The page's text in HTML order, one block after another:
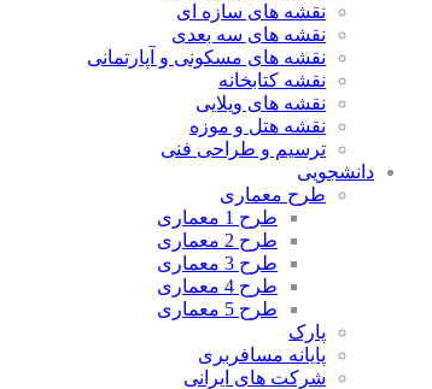
نقشه های سازه ای
نقشه های سه بعدی
نقشه های مسکونی و آپارتمانی
نقشه کتابخانه
نقشه های ویلایی
نقشه هتل و موزه
ترسیم و طراحی فنی
دانشجویی
طرح معماری
طرح 1 معماری
طرح 2 معماری
طرح 3 معماری
طرح 4 معماری
طرح 5 معماری
پارک
پایانه مسافربری
شرکت های ایرانی